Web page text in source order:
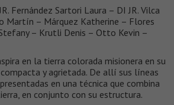
Fernández Sartori Laura – DI JR. Vilca
Martín – Márquez Katherine – Flores
– Krutli Denis – Otto Kevin –
en la tierra colorada misionera en su
y agrietada. De allí sus líneas
en una técnica que combina
en conjunto con su estructura.